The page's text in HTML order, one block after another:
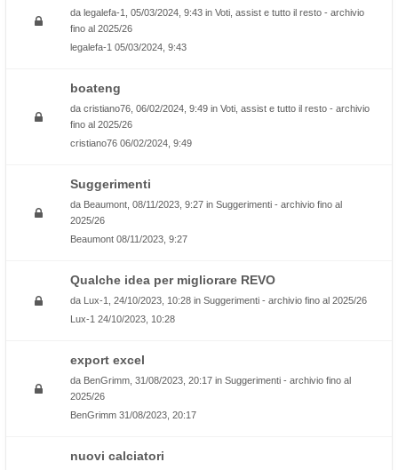
da legalefa-1 , 05/03/2024, 9:43 in Voti, assist e tutto il resto - archivio
fino al 2025/26
legalefa-1 05/03/2024, 9:43
boateng
da cristiano76 , 06/02/2024, 9:49 in Voti, assist e tutto il resto - archivio
fino al 2025/26
cristiano76 06/02/2024, 9:49
Suggerimenti
da Beaumont , 08/11/2023, 9:27 in Suggerimenti - archivio fino al
2025/26
Beaumont 08/11/2023, 9:27
Qualche idea per migliorare REVO
da Lux-1 , 24/10/2023, 10:28 in Suggerimenti - archivio fino al 2025/26
Lux-1 24/10/2023, 10:28
export excel
da BenGrimm , 31/08/2023, 20:17 in Suggerimenti - archivio fino al
2025/26
BenGrimm 31/08/2023, 20:17
nuovi calciatori